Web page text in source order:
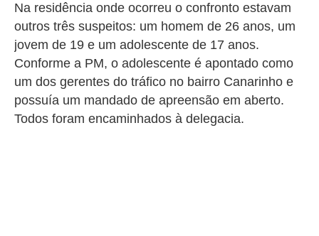
Na residência onde ocorreu o confronto estavam
outros três suspeitos: um homem de 26 anos, um
jovem de 19 e um adolescente de 17 anos.
Conforme a PM, o adolescente é apontado como
um dos gerentes do tráfico no bairro Canarinho e
possuía um mandado de apreensão em aberto.
Todos foram encaminhados à delegacia.